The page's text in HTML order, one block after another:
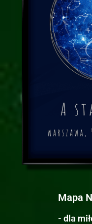
Mapa
- dla